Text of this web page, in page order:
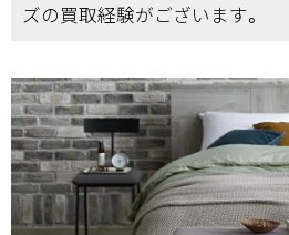
ズの買取経験がございます。